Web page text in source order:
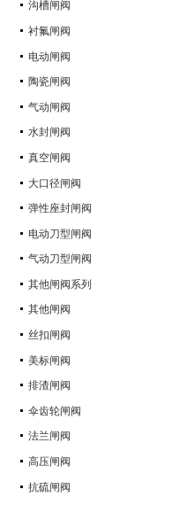
沟槽闸阀
衬氟闸阀
电动闸阀
陶瓷闸阀
气动闸阀
水封闸阀
真空闸阀
大口径闸阀
弹性座封闸阀
电动刀型闸阀
气动刀型闸阀
其他闸阀系列
其他闸阀
丝扣闸阀
美标闸阀
排渣闸阀
伞齿轮闸阀
法兰闸阀
高压闸阀
抗硫闸阀